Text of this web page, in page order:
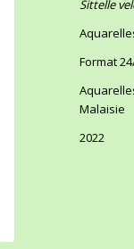
Sittelle
Format
Malaisie
2022